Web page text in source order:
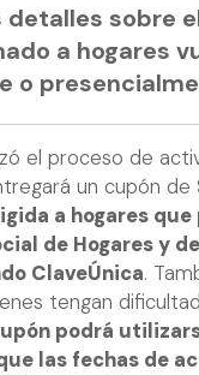
detalles sobre
a hogares
o
el proceso de
un cupón de
a hogares
de Hogares y
ClaveÚnica.
tengan
podrá
las fechas de